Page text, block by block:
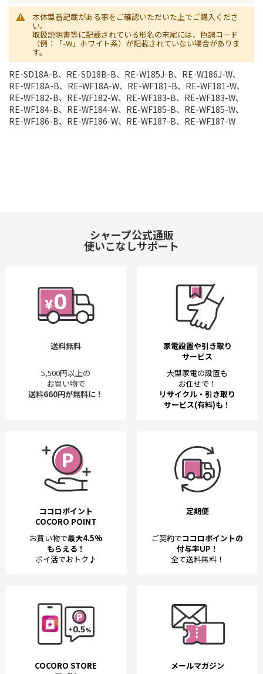
本体型番記載がある事をご確認いただいた上でご購入くださ
い。
取扱説明書等に記載されている形名の末尾には、色調コード
（例：「-W」ホワイト系）が記載されていない場合がありま
す。
RE-SD18A-B、RE-SD18B-B、RE-W185J-B、RE-W186J-W、
RE-WF18A-B、RE-WF18A-W、RE-WF181-B、RE-WF181-W、
RE-WF182-B、RE-WF182-W、RE-WF183-B、RE-WF183-W、
RE-WF184-B、RE-WF184-W、RE-WF185-B、RE-WF185-W、
RE-WF186-B、RE-WF186-W、RE-WF187-B、RE-WF187-W
シャープ公式通販
使いこなしサポート
送料無料
5,500円以上の
お買い物で
送料660円が無料に！
家電設置や引き取り
サービス
大型家電の設置も
お任せで！
リサイクル・引き取り
サービス(有料)も！
ココロポイント
COCORO POINT
お買い物で最大4.5%
もらえる！
ポイ活でおトク♪
定期便
ご契約でココロポイントの
付与率UP！
全て送料無料！
COCORO STORE
メールマガジン